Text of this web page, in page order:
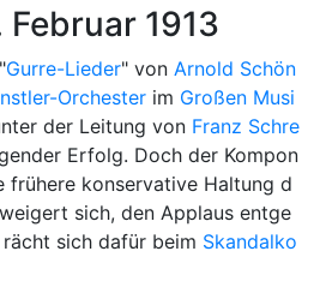
1913
Gurre-Lieder" von Arnold Schön
Orchester im Großen Musi
der Leitung von Franz Schre
Erfolg. Doch der Kompon
frühere konservative Haltung d
sich, den Applaus entge
sich dafür beim Skandalko